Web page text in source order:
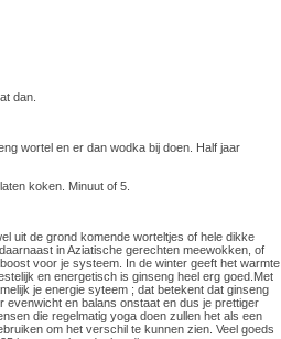
dan.
wortel en er dan wodka bij doen. Half jaar
koken. Minuut of 5.
uit de grond komende worteltjes of hele dikke
in Aziatische gerechten meewokken, of
voor je systeem. In de winter geeft het warmte
en energetisch is ginseng heel erg goed.Met
je energie syteem ; dat betekent dat ginseng
evenwicht en balans onstaat en dus je prettiger
die regelmatig yoga doen zullen het als een
om het verschil te kunnen zien. Veel goeds